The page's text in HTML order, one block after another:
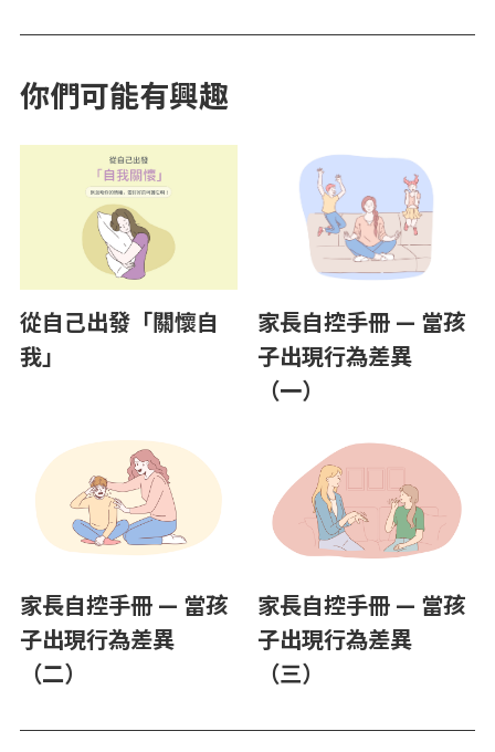
你們可能有興趣
從自己出發「關懷自
我」
家長自控手冊 — 當孩
子出現行為差異
（一）
家長自控手冊 — 當孩
子出現行為差異
（二）
家長自控手冊 — 當孩
子出現行為差異
（三）